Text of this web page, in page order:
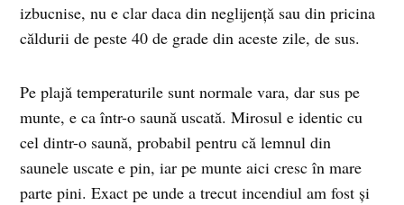
izbucnise, nu e clar daca din neglijență sau din pricina
căldurii de peste 40 de grade din aceste zile, de sus.
Pe plajă temperaturile sunt normale vara, dar sus pe
munte, e ca într-o saună uscată. Mirosul e identic cu
cel dintr-o saună, probabil pentru că lemnul din
saunele uscate e pin, iar pe munte aici cresc în mare
parte pini. Exact pe unde a trecut incendiul am fost și